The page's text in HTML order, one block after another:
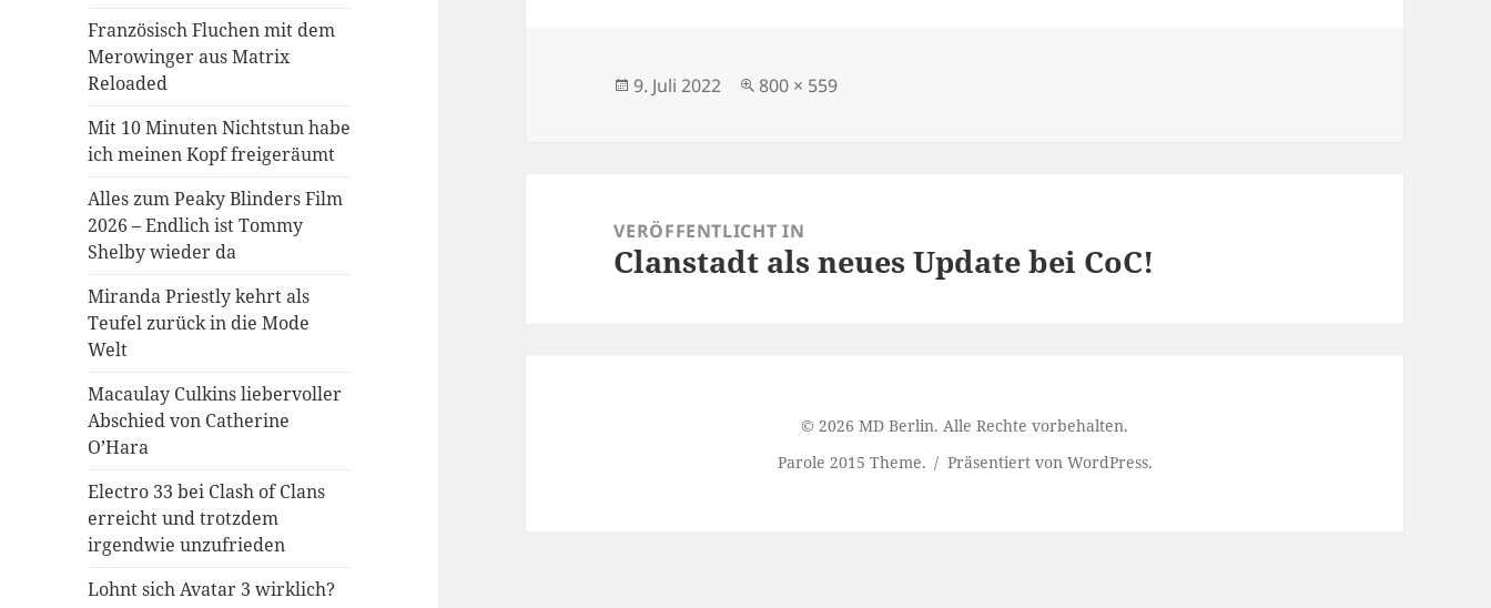
Französisch Fluchen mit dem
Merowinger aus Matrix
Reloaded
Mit 10 Minuten Nichtstun habe
ich meinen Kopf freigeräumt
Alles zum Peaky Blinders Film
2026 – Endlich ist Tommy
Shelby wieder da
Miranda Priestly kehrt als
Teufel zurück in die Mode
Welt
Macaulay Culkins liebervoller
Abschied von Catherine
O’Hara
Electro 33 bei Clash of Clans
erreicht und trotzdem
irgendwie unzufrieden
Lohnt sich Avatar 3 wirklich?
Veröffentlicht
9. Juli 2022 Originalgröße
800 × 559
VERÖFFENTLICHT IN
Clanstadt als neues Update bei CoC!
© 2026 MD Berlin. Alle Rechte vorbehalten.
Parole 2015 Theme.
Präsentiert von WordPress.